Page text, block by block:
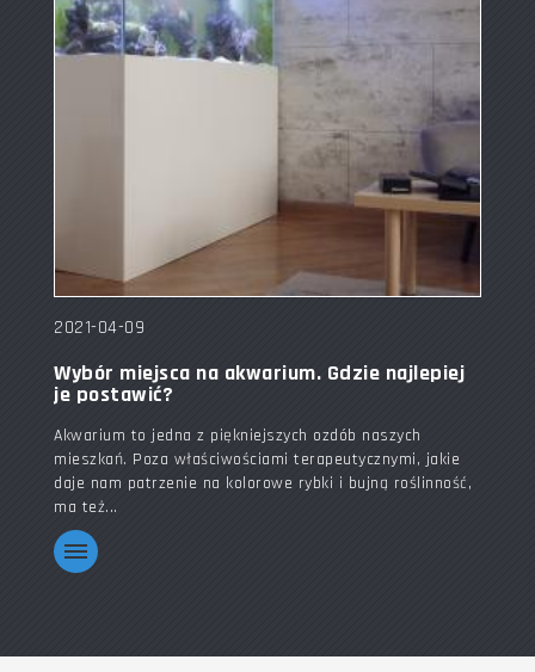
2021-04-09
Wybór miejsca na akwarium. Gdzie najlepiej
je postawić?
Akwarium to jedna z piękniejszych ozdób naszych
mieszkań. Poza właściwościami terapeutycznymi, jakie
daje nam patrzenie na kolorowe rybki i bujną roślinność,
ma też...